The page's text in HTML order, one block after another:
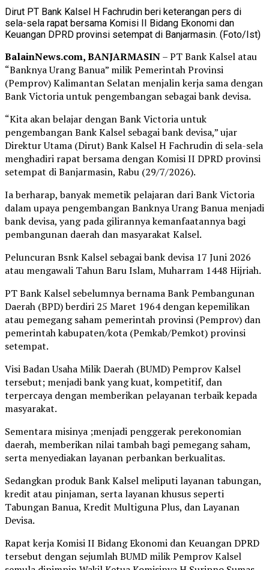
Dirut PT Bank Kalsel H Fachrudin beri keterangan pers di
sela-sela rapat bersama Komisi II Bidang Ekonomi dan
Keuangan DPRD provinsi setempat di Banjarmasin. (Foto/Ist)
BalainNews.com, BANJARMASIN– PT Bank Kalsel atau
“Banknya Urang Banua” milik Pemerintah Provinsi
(Pemprov) Kalimantan Selatan menjalin kerja sama dengan
Bank Victoria untuk pengembangan sebagai bank devisa.
“Kita akan belajar dengan Bank Victoria untuk
pengembangan Bank Kalsel sebagai bank devisa,” ujar
Direktur Utama (Dirut) Bank Kalsel H Fachrudin di sela-sela
menghadiri rapat bersama dengan Komisi II DPRD provinsi
setempat di Banjarmasin, Rabu (29/7/2026).
Ia berharap, banyak memetik pelajaran dari Bank Victoria
dalam upaya pengembangan Banknya Urang Banua menjadi
bank devisa, yang pada gilirannya kemanfaatannya bagi
pembangunan daerah dan masyarakat Kalsel.
Peluncuran Bsnk Kalsel sebagai bank devisa 17 Juni 2026
atau mengawali Tahun Baru Islam, Muharram 1448 Hijriah.
PT Bank Kalsel sebelumnya bernama Bank Pembangunan
Daerah (BPD) berdiri 25 Maret 1964 dengan kepemilikan
atau pemegang saham pemerintah provinsi (Pemprov) dan
pemerintah kabupaten/kota (Pemkab/Pemkot) provinsi
setempat.
Visi Badan Usaha Milik Daerah (BUMD) Pemprov Kalsel
tersebut; menjadi bank yang kuat, kompetitif, dan
terpercaya dengan memberikan pelayanan terbaik kepada
masyarakat.
Sementara misinya ;menjadi penggerak perekonomian
daerah, memberikan nilai tambah bagi pemegang saham,
serta menyediakan layanan perbankan berkualitas.
Sedangkan produk Bank Kalsel meliputi layanan tabungan,
kredit atau pinjaman, serta layanan khusus seperti
Tabungan Banua, Kredit Multiguna Plus, dan Layanan
Devisa.
Rapat kerja Komisi II Bidang Ekonomi dan Keuangan DPRD
tersebut dengan sejumlah BUMD milik Pemprov Kalsel